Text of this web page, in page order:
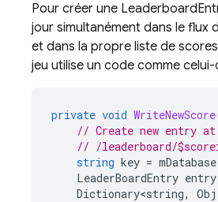
Pour créer une
jour simultanément dans le flux
et dans la propre liste de
jeu utilise un code comme celui-
private void WriteNewScore
// Create new entry
// /leaderboard/
string key = mDatabase
LeaderBoardEntry entry
Dictionary<string,